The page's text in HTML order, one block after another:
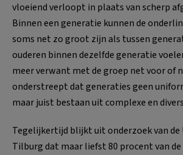
vloeiend verloopt in plaats van scherp
Binnen een generatie kunnen de
soms net zo groot zijn als tussen
ouderen binnen dezelfde generatie
meer verwant met de groep net voor of
onderstreept dat generaties geen
maar juist bestaan uit complexe en
Tegelijkertijd blijkt uit onderzoek van de
Tilburg dat maar liefst 80 procent van